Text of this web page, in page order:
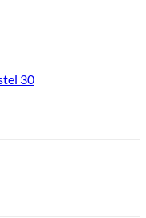
30